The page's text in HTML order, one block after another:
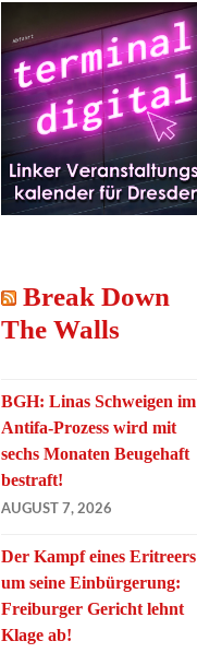
Break Down
The Walls
BGH: Linas Schweigen im
Antifa-Prozess wird mit
sechs Monaten Beugehaft
bestraft!
AUGUST 7, 2026
Der Kampf eines Eritreers
um seine Einbürgerung:
Freiburger Gericht lehnt
Klage ab!